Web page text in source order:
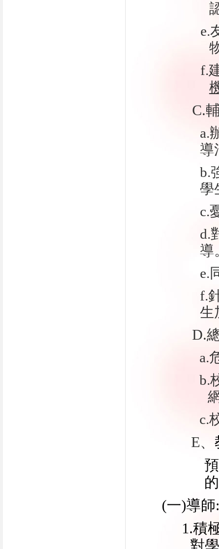
e.
f.
C.
a.
導
b.
學
c.
d.
導
e.
f.
生
D.
a.
b.
c.
E、
(一)導師:
1.積
對